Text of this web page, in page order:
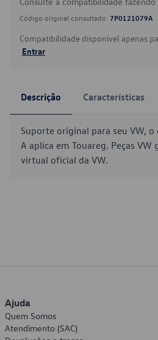
Código original consultado: 7P0121079A
Compatibilidade disponível apenas
Entrar
Descrição Características
Suporte original para seu VW,
A aplica em Touareg. Peças VW
virtual oficial da VW.
Ajuda
Quem Somos
Atendimento (SAC)